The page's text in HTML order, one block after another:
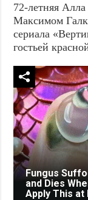
72-летняя
Максимом
сериала
гостьей
Fungus
and Dies
Apply This at